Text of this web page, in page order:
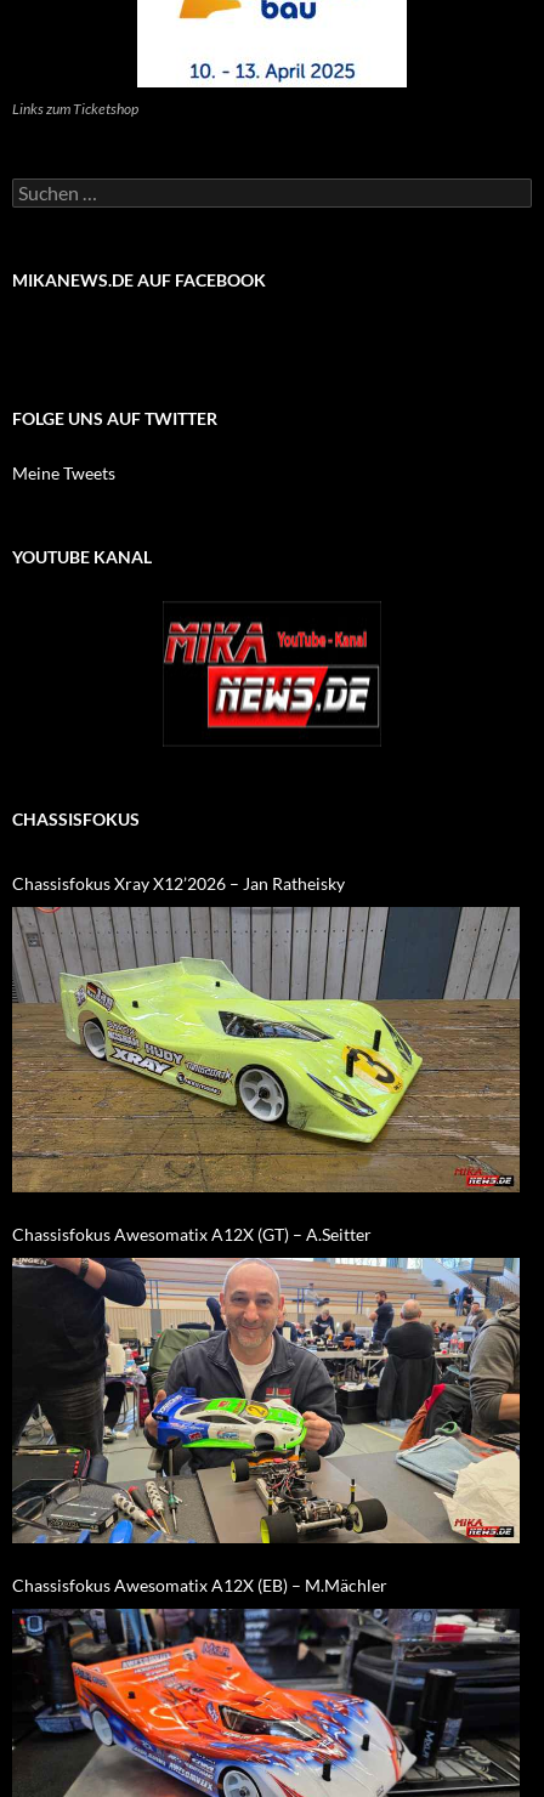
Links zum Ticketshop
Suchen
nach:
MIKANEWS.DE AUF FACEBOOK
FOLGE UNS AUF TWITTER
Meine Tweets
YOUTUBE KANAL
CHASSISFOKUS
Chassisfokus Xray X12’2026 – Jan Ratheisky
Chassisfokus Awesomatix A12X (GT) – A.Seitter
Chassisfokus Awesomatix A12X (EB) – M.Mächler